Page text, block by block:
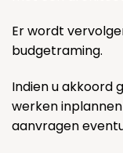
Er wordt
budgetraming.
Indien u akkoord
werken
aanvragen